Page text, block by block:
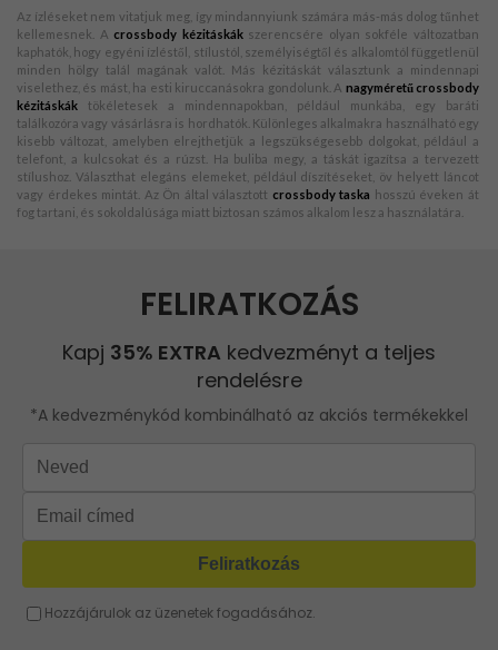
Az ízléseket nem vitatjuk meg, így mindannyiunk számára más-más dolog tűnhet
kellemesnek. Acrossbody kézitáskákszerencsére olyan sokféle változatban
kaphatók, hogy egyéni ízléstől, stílustól, személyiségtől és alkalomtól függetlenül
minden hölgy talál magának valót. Más kézitáskát választunk a mindennapi
viselethez, és mást, ha esti kiruccanásokra gondolunk. A nagyméretű crossbody
kézitáskák tökéletesek a mindennapokban, például munkába, egy baráti
találkozóra vagy vásárlásra is hordhatók. Különleges alkalmakra használható egy
kisebb változat, amelyben elrejthetjük a legszükségesebb dolgokat, például a
telefont, a kulcsokat és a rúzst. Ha buliba megy, a táskát igazítsa a tervezett
stílushoz. Választhat elegáns elemeket, például díszítéseket, öv helyett láncot
vagy érdekes mintát. Az Ön által választott crossbody taska hosszú éveken át
fog tartani, és sokoldalúsága miatt biztosan számos alkalom lesz a használatára.